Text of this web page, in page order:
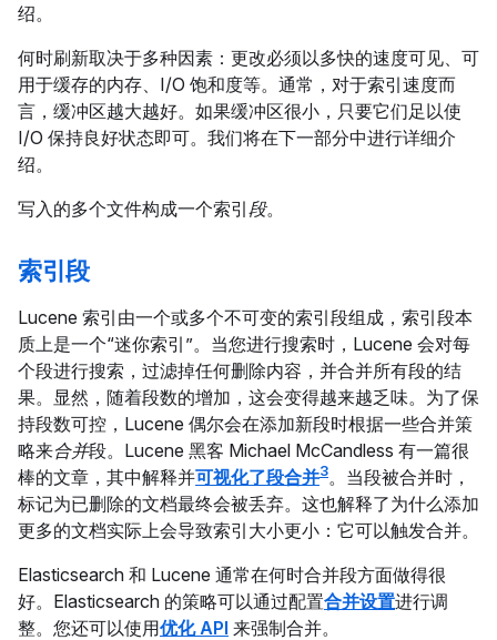
绍。
何时刷新取决于多种因素：更改必须以多快的速度可见、可
用于缓存的内存、I/O 饱和度等。通常，对于索引速度而
言，缓冲区越大越好。如果缓冲区很小，只要它们足以使
I/O 保持良好状态即可。我们将在下一部分中进行详细介
绍。
写入的多个文件构成一个索引段。
索引段
Lucene 索引由一个或多个不可变的索引段组成，索引段本
质上是一个“迷你索引”。当您进行搜索时，Lucene 会对每
个段进行搜索，过滤掉任何删除内容，并合并所有段的结
果。显然，随着段数的增加，这会变得越来越乏味。为了保
持段数可控，Lucene 偶尔会在添加新段时根据一些合并策
略来合并段。Lucene 黑客 Michael McCandless 有一篇很
棒的文章，其中解释并可视化了段合并3。当段被合并时，
标记为已删除的文档最终会被丢弃。这也解释了为什么添加
更多的文档实际上会导致索引大小更小：它可以触发合并。
Elasticsearch 和 Lucene 通常在何时合并段方面做得很
好。Elasticsearch 的策略可以通过配置合并设置进行调
整。您还可以使用优化 API 来强制合并。